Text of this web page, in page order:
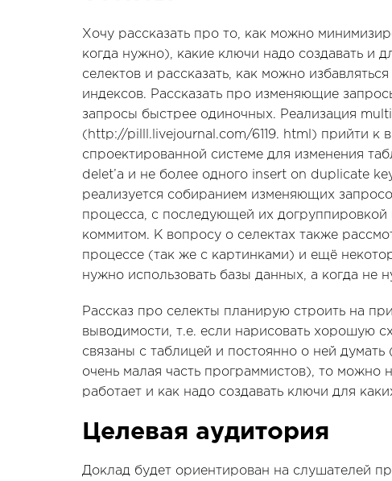
Хочу рассказать про то, как можно
когда нужно), какие ключи надо создавать и
селектов и рассказать, как можно
индексов. Рассказать про изменяющие
запросы быстрее одиночных. Реализация
(http://pilll.livejournal.com/6119. html) прийти к
спроектированной системе для изменения
delet’a и не более одного insert on duplicate
реализуется собиранием изменяющих
процесса, с последующей их
коммитом. К вопросу о селектах также
процессе (так же с картинками) и ещё
нужно использовать базы данных, а когда не
Рассказ про селекты планирую строить на
выводимости, т.е. если нарисовать хорошую
связаны с таблицей и постоянно о ней думать
очень малая часть программистов), то можно
работает и как надо создавать ключи для
Целевая аудитория
Доклад будет ориентирован на слушателей